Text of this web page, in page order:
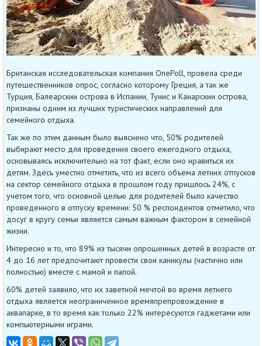
Британская исследовательская компания OnePoll, провела среди
путешественников опрос, согласно которому Греция, а так же
Турция, Балеарскии острова в Испании, Тунис и Канарскии острова,
признаны одним из лучших туристических направлений для
семейного отдыха.
Так же по этим данным было выяснено что, 50% родителей
выбирают место для проведения своего ежегодного отдыха,
основываясь исключительно на тот факт, если оно нравиться их
детям. Здесь уместно отметить, что из всего объема летних отпусков
на сектор семейного отдыха в прошлом году пришлось 24%, с
учетом того, что основной целью для родителей было качество
проведенного в отпуску времени: 50 % респондентов отметило, что
досуг в кругу семьи является самым важным фактором в семейной
жизни.
Интересно и то, что 89% из тысячи опрошенных детей в возрасте от
4 до 16 лет предпочитают провести свои каникулы (частично или
полностью) вместе с мамой и папой.
60% детей заявило, что их заветной мечтой во время летнего
отдыха является неограниченное времяпрепровождение в
аквапарке, в то время как только 22% интересуются гаджетами или
компьютерными играми.